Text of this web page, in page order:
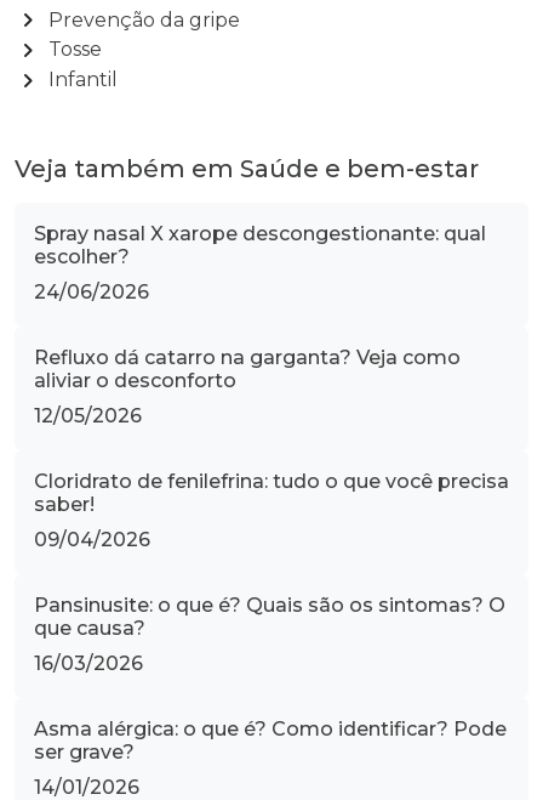
chevron_right Prevenção da gripe
chevron_right Tosse
chevron_right Infantil
Veja também em Saúde e bem-estar
Spray nasal X xarope descongestionante: qual
escolher?
24/06/2026
Refluxo dá catarro na garganta? Veja como
aliviar o desconforto
12/05/2026
Cloridrato de fenilefrina: tudo o que você precisa
saber!
09/04/2026
Pansinusite: o que é? Quais são os sintomas? O
que causa?
16/03/2026
Asma alérgica: o que é? Como identificar? Pode
ser grave?
14/01/2026